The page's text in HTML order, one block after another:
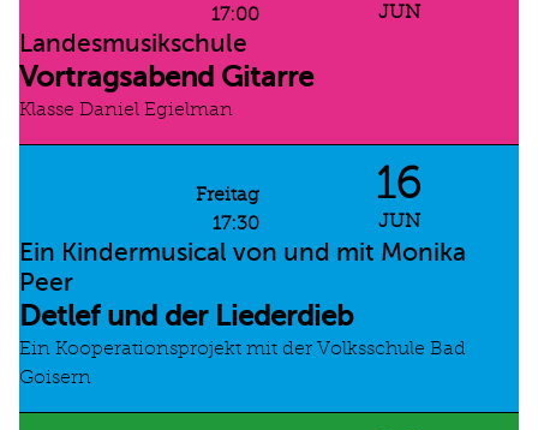
17:00
JUN
Landesmusikschule
Vortragsabend Gitarre
Klasse Daniel Egielman
Freitag
17:30
16
JUN
Ein Kindermusical von und mit Monika
Peer
Detlef und der Liederdieb
Ein Kooperationsprojekt mit der Volksschule Bad
Goisern